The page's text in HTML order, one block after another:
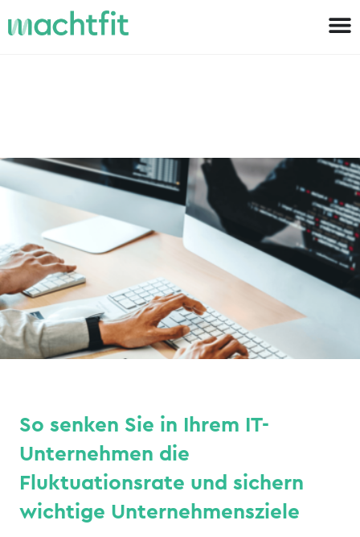
So senken Sie in Ihrem IT-
Unternehmen die
Fluktuationsrate und sichern
wichtige Unternehmensziele